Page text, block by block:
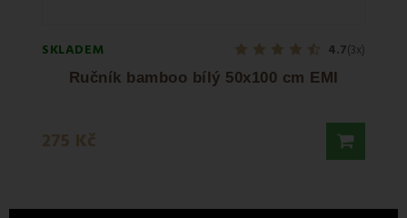
SKLADEM 4.7(3x)
Ručník bamboo bílý 50x100 cm EMI
275 Kč